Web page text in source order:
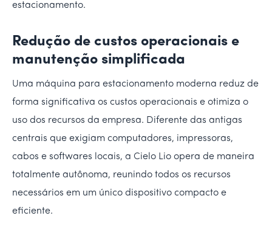
estacionamento.
Redução de custos operacionais e
manutenção simplificada
Uma máquina para estacionamento moderna reduz de
forma significativa os custos operacionais e otimiza o
uso dos recursos da empresa. Diferente das antigas
centrais que exigiam computadores, impressoras,
cabos e softwares locais, a Cielo Lio opera de maneira
totalmente autônoma, reunindo todos os recursos
necessários em um único dispositivo compacto e
eficiente.